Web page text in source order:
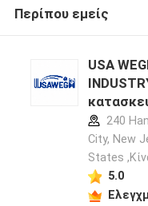
Περίπου εμείς
USA
240
City, New
States
5.0